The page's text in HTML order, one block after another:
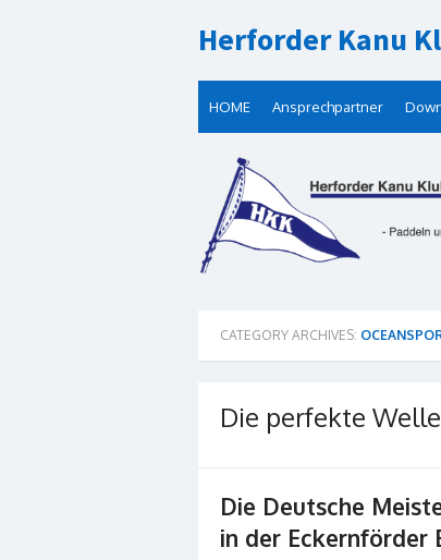
to
Herforder Kanu
HOME Ansprechpartner
CATEGORY ARCHIVES:
Die perfekte
Die Deutsche
in der Eckernförder